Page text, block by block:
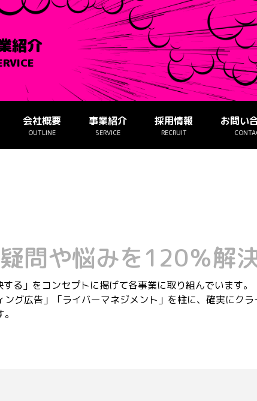
紹介
会社概要
OUTLINE
事業紹介
SERVICE
採用情報
RECRUIT
お問い
問や悩みを120％解
る」をコンセプトに掲げて各事業に取り組んでいます。
グ広告」「ライバーマネジメント」を柱に、確実にクラ